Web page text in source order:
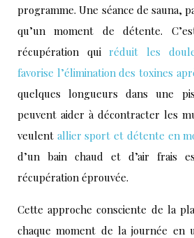
programme. Une séance de sauna,
qu’un moment de détente.
récupération quiréduit les
favorise l’élimination des toxines
quelques longueurs dans une
peuvent aider à décontracter les
veulent allier sport et détente en
d’un bain chaud et d’air frais
récupération éprouvée.
Cette approche consciente de la
chaque moment de la journée en